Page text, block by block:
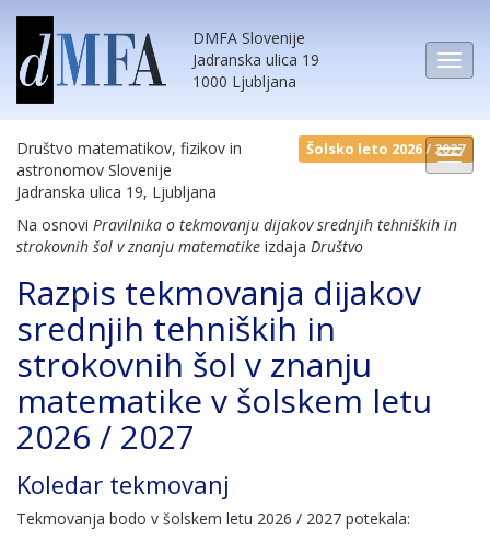
DMFA Slovenije
Jadranska ulica 19
1000 Ljubljana
Šolsko leto 2026 / 2027
Društvo matematikov, fizikov in
astronomov Slovenije
Jadranska ulica 19, Ljubljana
Na osnovi Pravilnika o tekmovanju dijakov srednjih tehniških in
strokovnih šol v znanju matematike izdaja Društvo
Razpis tekmovanja dijakov
srednjih tehniških in
strokovnih šol v znanju
matematike v šolskem letu
2026 / 2027
Koledar tekmovanj
Tekmovanja bodo v šolskem letu 2026 / 2027 potekala: